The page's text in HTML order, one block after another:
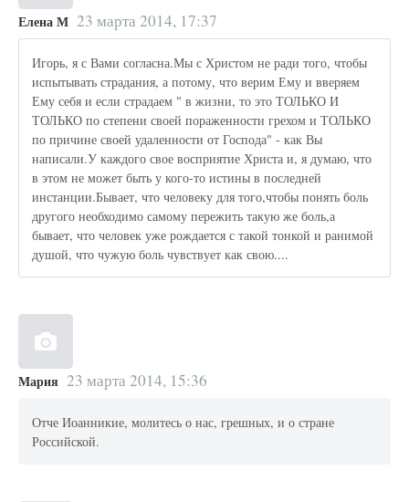
Елена М 23 марта 2014, 17:37
Игорь, я с Вами согласна.Мы с Христом не ради того, чтобы
испытывать страдания, а потому, что верим Ему и вверяем
Ему себя и если страдаем " в жизни, то это ТОЛЬКО И
ТОЛЬКО по степени своей пораженности грехом и ТОЛЬКО
по причине своей удаленности от Господа" - как Вы
написали.У каждого свое восприятие Христа и, я думаю, что
в этом не может быть у кого-то истины в последней
инстанции.Бывает, что человеку для того,чтобы понять боль
другого необходимо самому пережить такую же боль,а
бывает, что человек уже рождается с такой тонкой и ранимой
душой, что чужую боль чувствует как свою....
Мария 23 марта 2014, 15:36
Отче Иоанникие, молитесь о нас, грешных, и о стране
Российской.